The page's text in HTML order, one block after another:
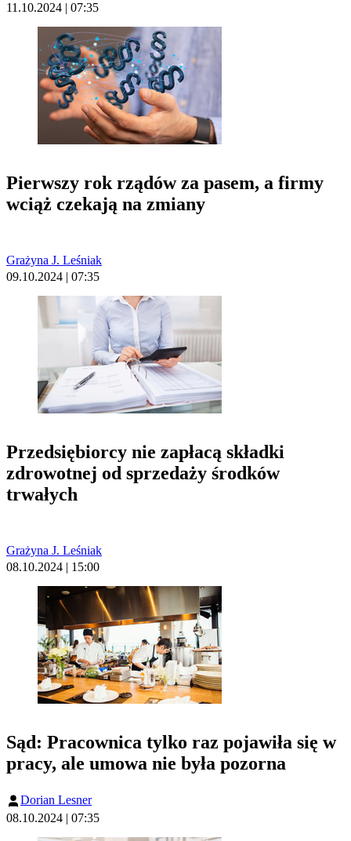
11.10.2024 | 07:35
Pierwszy rok rządów za pasem, a firmy
wciąż czekają na zmiany
Grażyna J. Leśniak
09.10.2024 | 07:35
Przedsiębiorcy nie zapłacą składki
zdrowotnej od sprzedaży środków
trwałych
Grażyna J. Leśniak
08.10.2024 | 15:00
Sąd: Pracownica tylko raz pojawiła się w
pracy, ale umowa nie była pozorna
Dorian Lesner
08.10.2024 | 07:35